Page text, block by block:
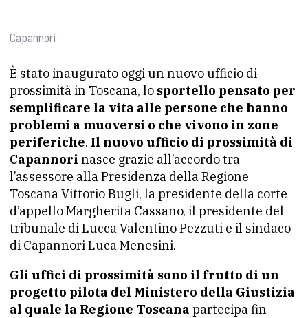
Capannori
È stato inaugurato oggi un nuovo ufficio di
prossimità in Toscana, lo sportello pensato per
semplificare la vita alle persone che hanno
problemi a muoversi o che vivono in zone
periferiche. Il nuovo ufficio di prossimità di
Capannori nasce grazie all’accordo tra
l’assessore alla Presidenza della Regione
Toscana Vittorio Bugli, la presidente della corte
d’appello Margherita Cassano, il presidente del
tribunale di Lucca Valentino Pezzuti e il sindaco
di Capannori Luca Menesini.
Gli uffici di prossimità sono il frutto di un
progetto pilota del Ministero della Giustizia
al quale la Regione Toscana partecipa fin